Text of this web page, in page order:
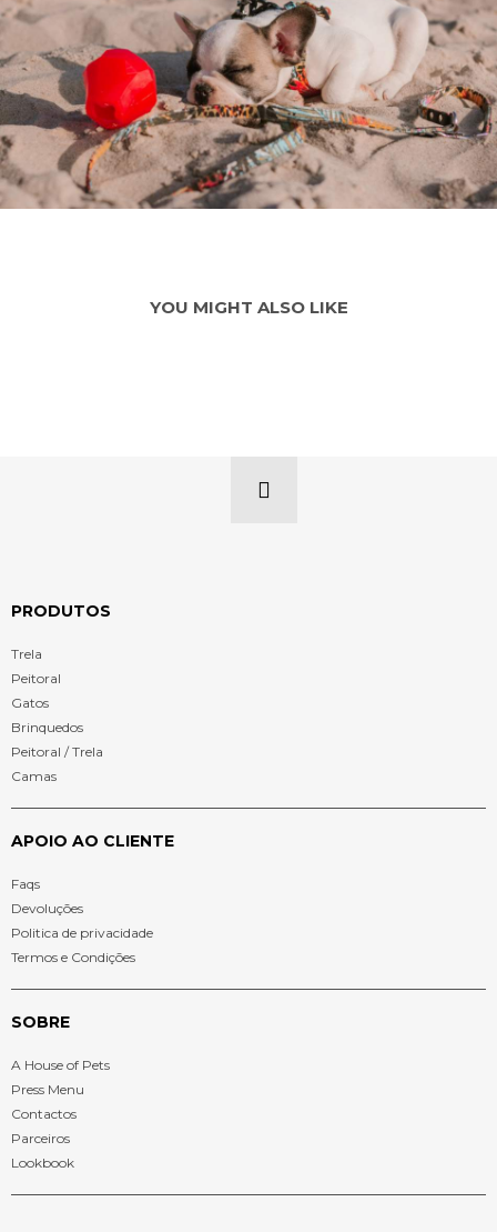
YOU MIGHT ALSO LIKE
PRODUTOS
Trela
Peitoral
Gatos
Brinquedos
Peitoral / Trela
Camas
APOIO AO CLIENTE
Faqs
Devoluções
Politica de privacidade
Termos e Condições
SOBRE
A House of Pets
Press Menu
Contactos
Parceiros
Lookbook